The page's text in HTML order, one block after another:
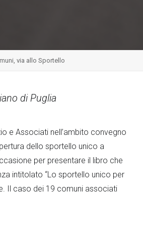
via allo Sportello
di Puglia
e Associati nell’ambito convegno
dello sportello unico a
per presentare il libro che
intitolato “Lo sportello unico per
Il caso dei 19 comuni associati